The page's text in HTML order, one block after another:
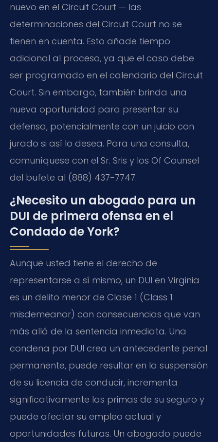
nuevo en el Circuit Court — las
determinaciones del Circuit Court no se
tienen en cuenta. Esto añade tiempo
adicional al proceso, ya que el caso debe
ser programado en el calendario del Circuit
Court. Sin embargo, también brinda una
nueva oportunidad para presentar su
defensa, potencialmente con un juicio con
jurado si así lo desea. Para una consulta,
comuníquese con el Sr. Sris y los Of Counsel
del bufete al (888) 437-7747.
¿Necesito un abogado para un
DUI de primera ofensa en el
Condado de York?
Aunque usted tiene el derecho de
representarse a sí mismo, un DUI en Virginia
es un delito menor de Clase 1 (Class 1
misdemeanor) con consecuencias que van
más allá de la sentencia inmediata. Una
condena por DUI crea un antecedente penal
permanente, puede resultar en la suspensión
de su licencia de conducir, incrementa
significativamente las primas de su seguro y
puede afectar su empleo actual y
oportunidades futuras. Un abogado puede